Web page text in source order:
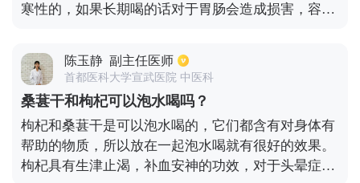
寒性的，如果长期喝的话对于胃肠会造成损害，容易
有清热解毒的功效，可以用于一些慢性炎症的辅助治
疗，比如可以用于结膜炎、扁桃体炎还有胃炎以及支
气管炎等等。因为蒲公英是寒性的，所以不能长期
喝，需要特别注意。
陈玉静 副主任医师
首都医科大学宣武医院 中医科
桑葚干和枸杞可以泡水喝吗？
枸杞和桑葚干是可以泡水喝的，它们都含有对身体有
帮助的物质，所以放在一起泡水喝就有很好的效果。
枸杞具有生津止渴，补血安神的功效，对于头晕症状